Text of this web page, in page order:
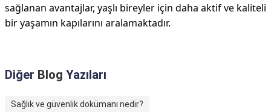
sağlanan avantajlar, yaşlı bireyler için daha aktif ve kaliteli
bir yaşamın kapılarını aralamaktadır.
Diğer Blog Yazıları
Sağlık ve güvenlik dokümanı nedir?